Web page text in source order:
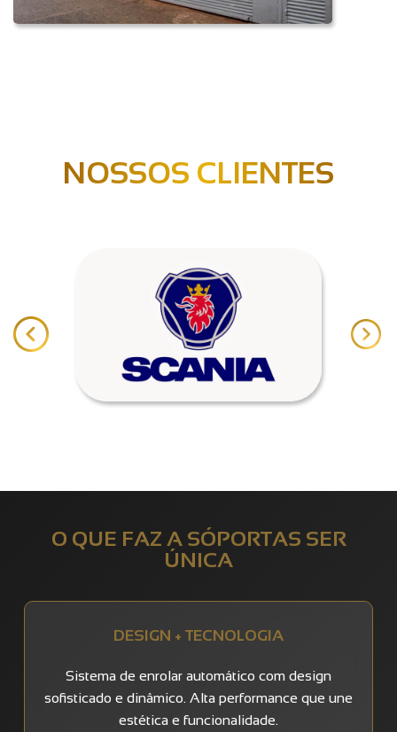
NOSSOS CLIENTES
O QUE FAZ A SÓPORTAS SER
ÚNICA
DESIGN + TECNOLOGIA
Sistema de enrolar automático com design
sofisticado e dinâmico. Alta performance que une
estética e funcionalidade.